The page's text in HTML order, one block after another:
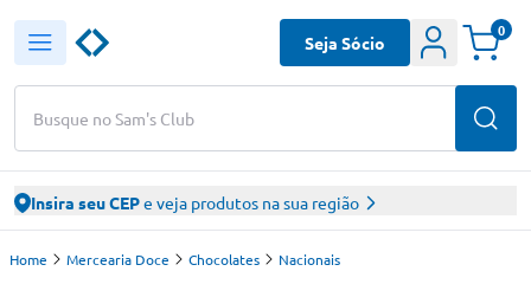
Busque no Sam's Club
Seja Sócio
0
Insira seu CEPe veja produtos na sua região
Home Mercearia Doce Chocolates Nacionais